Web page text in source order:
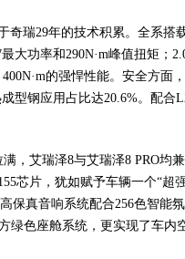
奇瑞29年的技术积累。全系搭
大功率和290N·m峰值扭矩；
的强悍性能。安全方面
型钢应用占比达20.6%。配合
，艾瑞泽8与艾瑞泽8 PRO均
芯片，犹如赋予车辆一个“超
保真音响系统配合256色智能
绿色座舱系统，更实现了车内